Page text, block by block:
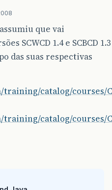
que vai
SCWCD 1.4 e SCBCD 1.3
das suas respectivas
training/catalog/courses/
training/catalog/courses/